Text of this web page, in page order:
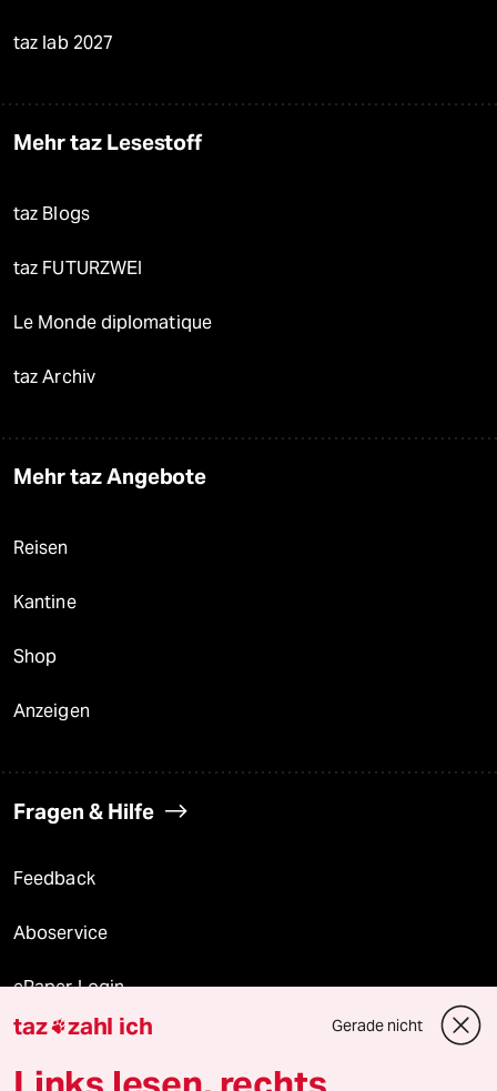
taz lab 2027
Mehr taz Lesestoff
taz Blogs
taz FUTURZWEI
Le Monde diplomatique
taz Archiv
Mehr taz Angebote
Reisen
Kantine
Shop
Anzeigen
Fragen & Hilfe
Feedback
Aboservice
ePaper Login
Downloads für Abonnierende
taz zahl ich Gerade nicht